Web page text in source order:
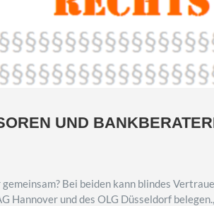
UND
Bei beiden kann blindes
Hannover und des OLG Düsseldorf